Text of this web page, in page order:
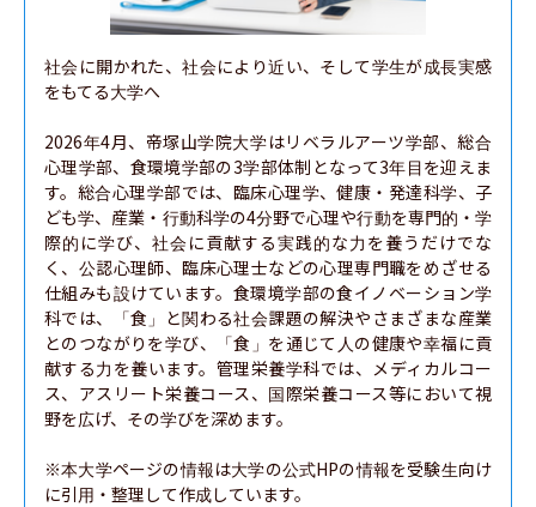
社会に開かれた、社会により近い、そして学生が成長実感
をもてる大学へ
2026年4月、帝塚山学院大学はリベラルアーツ学部、総合
心理学部、食環境学部の3学部体制となって3年目を迎えま
す。総合心理学部では、臨床心理学、健康・発達科学、子
ども学、産業・行動科学の4分野で心理や行動を専門的・学
際的に学び、社会に貢献する実践的な力を養うだけでな
く、公認心理師、臨床心理士などの心理専門職をめざせる
仕組みも設けています。食環境学部の食イノベーション学
科では、「食」と関わる社会課題の解決やさまざまな産業
とのつながりを学び、「食」を通じて人の健康や幸福に貢
献する力を養います。管理栄養学科では、メディカルコー
ス、アスリート栄養コース、国際栄養コース等において視
野を広げ、その学びを深めます。
※本大学ページの情報は大学の公式HPの情報を受験生向け
に引用・整理して作成しています。